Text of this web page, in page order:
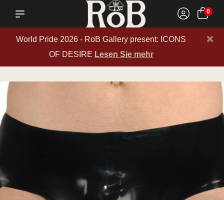
0
World Pride 2026 - RoB Gallery present: ICONS
OF DESIRE Lesen Sie mehr
×